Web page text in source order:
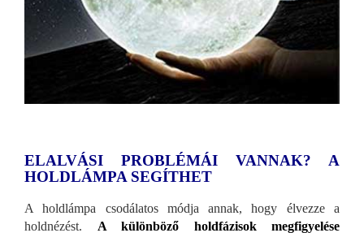
ELALVÁSI PROBLÉMÁI VANNAK? A
HOLDLÁMPA SEGÍTHET
A holdlámpa csodálatos módja annak, hogy élvezze a
holdnézést.
A különböző holdfázisok megfigyelése